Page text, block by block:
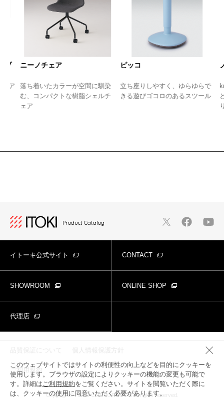
ニーノチェア
落ち着いたカラーが空間に馴染
む、コンパクトな樹脂シェルチ
ェア
ピッコ
立ち座りしやすく、ゆらゆらで
きる遊びゴコロのあるスツール
ノ
knot
とア
り
Product Catalog
イトーキ公式サイト CONTACT
SHOWROOM ONLINE SHOP
代理店
品質保証について 個人情報保護方針
ご利用規約
Copyright© ITOKI CORPORATION All rights reserved.
このウェブサイトではサイトの利便性の向上などを目的にクッキーを
使用します。ブラウザの設定によりクッキーの機能の変更も可能で
す。詳細は ご利用規約をご覧ください。サイトを閲覧いただく際に
は、クッキーの使用に同意いただく必要があります。